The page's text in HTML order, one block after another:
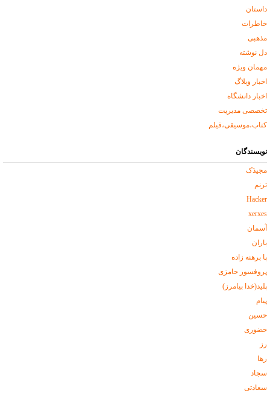
داستان
خاطرات
مذهبی
دل نوشته
مهمان ویژه
اخبار وبلاگ
اخبار دانشگاه
تخصصی مدیریت
کتاب،موسیقی،فیلم
نویسندگان
مجیدَک
ترنم
Hacker
xerxes
آسمان
باران
پا برهنه زاده
پروفسور حامزی
پليد(خدا بیامرز)
پیام
حسين
حضوری
رز
رها
سجاد
سعادتی